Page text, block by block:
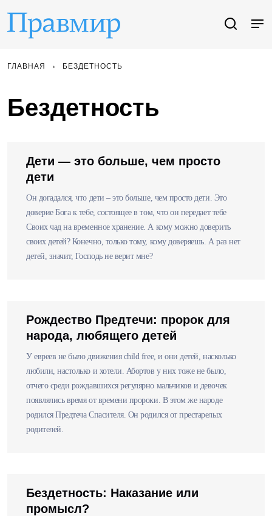
ГЛАВНАЯ БЕЗДЕТНОСТЬ
Бездетность
Дети — это больше, чем просто
дети
Он догадался, что дети – это больше, чем просто дети. Это
доверие Бога к тебе, состоящее в том, что он передает тебе
Своих чад на временное хранение. А кому можно доверить
своих детей? Конечно, только тому, кому доверяешь. А раз нет
детей, значит, Господь не верит мне?
Рождество Предтечи: пророк для
народа, любящего детей
У евреев не было движения child free, и они детей, насколько
любили, настолько и хотели. Абортов у них тоже не было,
отчего среди рождавшихся регулярно мальчиков и девочек
появлялись время от времени пророки. В этом же народе
родился Предтеча Спасителя. Он родился от престарелых
родителей.
Бездетность: Наказание или
промысл?